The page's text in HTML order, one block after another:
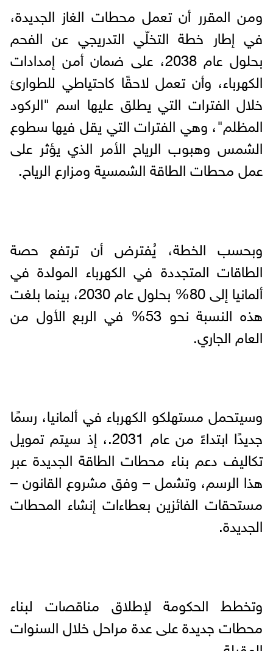
ومن المقرر أن تعمل محطات الغاز الجديدة،
في إطار خطة التخلّي التدريجي عن الفحم
بحلول عام 2038، على ضمان أمن إمدادات
الكهرباء، وأن تعمل لاحقًا كاحتياطي للطوارئ
خلال الفترات التي يطلق عليها اسم "الركود
المظلم"، وهي الفترات التي يقل فيها سطوع
الشمس وهبوب الرياح الأمر الذي يؤثر على
عمل محطات الطاقة الشمسية ومزارع الرياح.
وبحسب الخطة، يُفترض أن ترتفع حصة
الطاقات المتجددة في الكهرباء المولدة في
ألمانيا إلى 80% بحلول عام 2030، بينما بلغت
هذه النسبة نحو 53% في الربع الأول من
العام الجاري.
وسيتحمل مستهلكو الكهرباء في ألمانيا، رسمًا
جديدًا ابتداءً من عام 2031.، إذ سيتم تمويل
تكاليف دعم بناء محطات الطاقة الجديدة عبر
هذا الرسم، وتشمل – وفق مشروع القانون –
مستحقات الفائزين بعطاءات إنشاء المحطات
الجديدة.
وتخطط الحكومة لإطلاق مناقصات لبناء
محطات جديدة على عدة مراحل خلال السنوات